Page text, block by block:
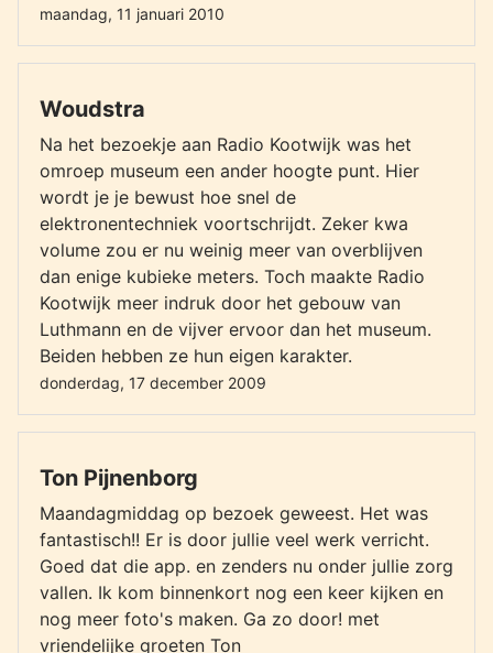
maandag, 11 januari 2010
Woudstra
Na het bezoekje aan Radio Kootwijk was het
omroep museum een ander hoogte punt. Hier
wordt je je bewust hoe snel de
elektronentechniek voortschrijdt. Zeker kwa
volume zou er nu weinig meer van overblijven
dan enige kubieke meters. Toch maakte Radio
Kootwijk meer indruk door het gebouw van
Luthmann en de vijver ervoor dan het museum.
Beiden hebben ze hun eigen karakter.
donderdag, 17 december 2009
Ton Pijnenborg
Maandagmiddag op bezoek geweest. Het was
fantastisch!! Er is door jullie veel werk verricht.
Goed dat die app. en zenders nu onder jullie zorg
vallen. Ik kom binnenkort nog een keer kijken en
nog meer foto's maken. Ga zo door! met
vriendelijke groeten Ton